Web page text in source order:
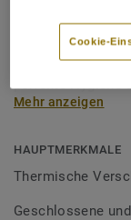
Schweißschnüre
zweier PVC-
wasserdichte
perfekte Hygiene
Schweißschnüre
von
Mehr anzeigen
HAUPTMERKMALE
Thermische
Geschlossene
Cookie-